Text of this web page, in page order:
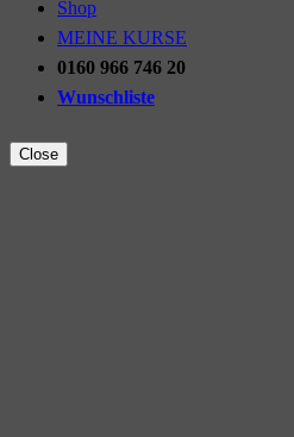
Shop
MEINE KURSE
0160 966 746 20
Wunschliste
Close